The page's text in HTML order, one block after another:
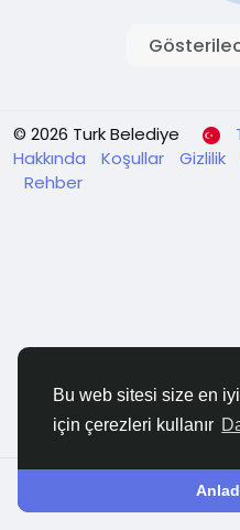
Bu web sitesi size en
için çerezleri kullanır
© 2026 Turk Belediye
Hakkında
Koşullar Gizlilik
Rehber